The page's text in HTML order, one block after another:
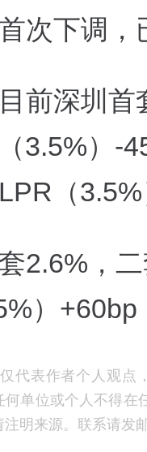
次下调，
前深圳首
3.5%）-
（3.5%
2.6%，
）+60bp
代表作者个人观点
何单位或个人不得在
明来源。联系请发